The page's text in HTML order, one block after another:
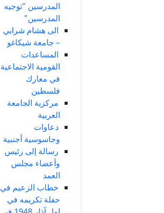
المدرسين "توجيه
المدرسين"
الى هشام شرابي
– جامعة شيكاغو
المساعدات
القومية الاجتماعية
في معارك
فلسطين
مركزية الجامعة
العربية
دعاوات
وجاسوسية أجنبية
رسالة إلى رئيس
وأعضاء مجلس
العمد
خطاب الزعيم في
حفلة تكريمه في